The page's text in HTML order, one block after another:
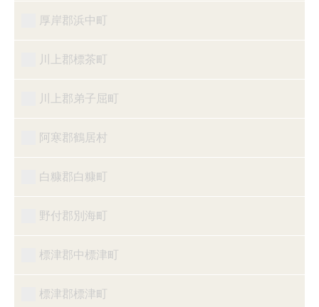
厚岸郡浜中町
川上郡標茶町
川上郡弟子屈町
阿寒郡鶴居村
白糠郡白糠町
野付郡別海町
標津郡中標津町
標津郡標津町